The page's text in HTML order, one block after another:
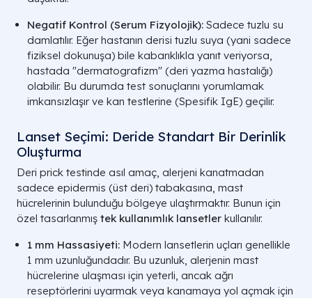
Negatif Kontrol (Serum Fizyolojik): Sadece tuzlu su
damlatılır. Eğer hastanın derisi tuzlu suya (yani sadece
fiziksel dokunuşa) bile kabarıklıkla yanıt veriyorsa,
hastada "dermatografizm" (deri yazma hastalığı)
olabilir. Bu durumda test sonuçlarını yorumlamak
imkansızlaşır ve kan testlerine (Spesifik IgE) geçilir.
Lanset Seçimi: Deride Standart Bir Derinlik
Oluşturma
Deri prick testinde asıl amaç, alerjeni kanatmadan
sadece epidermis (üst deri) tabakasına, mast
hücrelerinin bulunduğu bölgeye ulaştırmaktır. Bunun için
özel tasarlanmış tek kullanımlık lansetler kullanılır.
1 mm Hassasiyeti: Modern lansetlerin uçları genellikle
1 mm uzunluğundadır. Bu uzunluk, alerjenin mast
hücrelerine ulaşması için yeterli, ancak ağrı
reseptörlerini uyarmak veya kanamaya yol açmak için